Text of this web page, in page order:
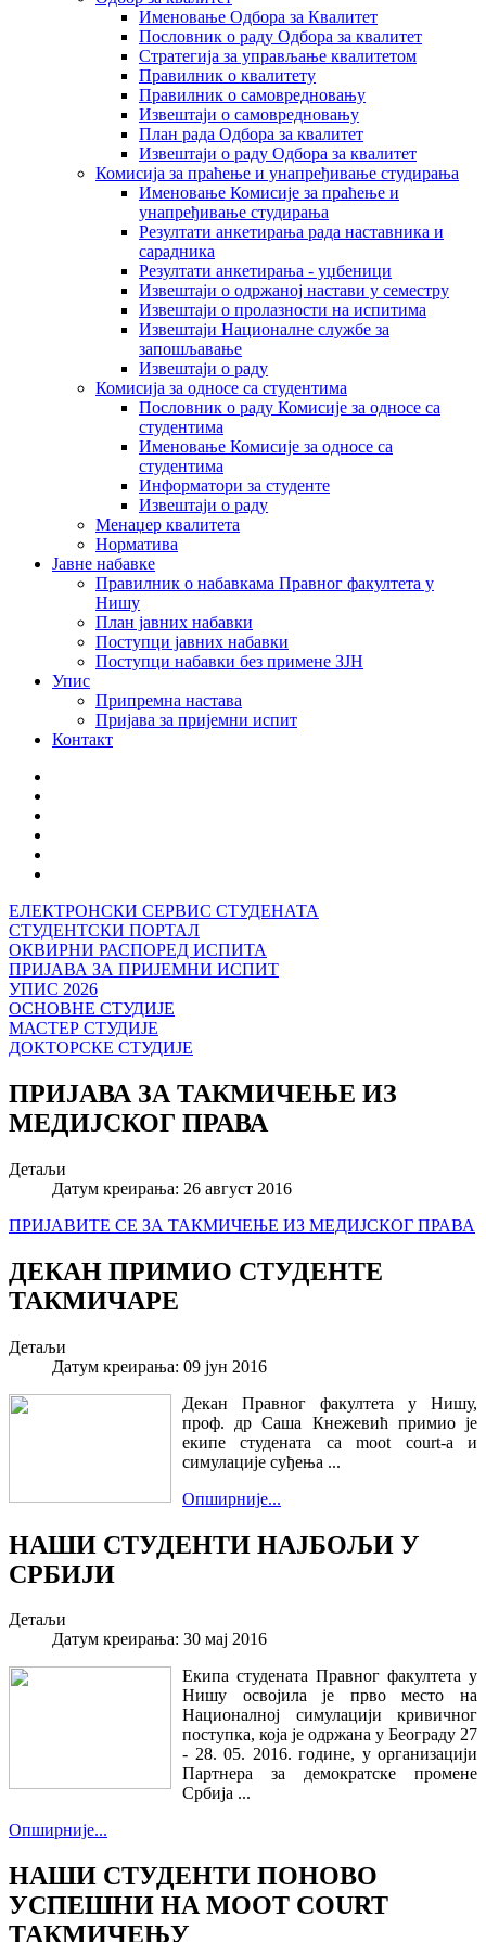
Именовање Одбора за Квалитет
Пословник о раду Одбора за квалитет
Стратегија за управљање квалитетом
Правилник о квалитету
Правилник о самовредновању
Извештаји о самовредновању
План рада Одбора за квалитет
Извештаји о раду Одбора за квалитет
Комисија за праћење и унапређивање студирања
Именовање Комисије за праћење и
унапређивање студирања
Резултати анкетирања рада наставника и
сарадника
Резултати анкетирања - уџбеници
Извештаји о одржаној настави у семестру
Извештаји о пролазности на испитима
Извештаји Националне службе за
запошљавање
Извештаји о раду
Комисија за односе са студентима
Пословник о раду Комисије за односе са
студентима
Именовање Комисије за односе са
студентима
Информатори за студенте
Извештаји о раду
Менаџер квалитета
Норматива
Јавне набавке
Правилник о набавкама Правног факултета у
Нишу
План јавних набавки
Поступци јавних набавки
Поступци набавки без примене ЗЈН
Упис
Припремна настава
Пријава за пријемни испит
Контакт
ЕЛЕКТРОНСКИ СЕРВИС СТУДЕНАТА
СТУДЕНТСКИ ПОРТАЛ
ОКВИРНИ РАСПОРЕД ИСПИТА
ПРИЈАВА ЗА ПРИЈЕМНИ ИСПИТ
УПИС 2026
ОСНОВНЕ СТУДИЈЕ
МАСТЕР СТУДИЈЕ
ДОКТОРСКЕ СТУДИЈЕ
ПРИЈАВА ЗА ТАКМИЧЕЊЕ ИЗ
МЕДИЈСКОГ ПРАВА
Детаљи
Датум креирања: 26 август 2016
ПРИЈАВИТЕ СЕ ЗА ТАКМИЧЕЊЕ ИЗ МЕДИЈСКОГ ПРАВА
ДЕКАН ПРИМИО СТУДЕНТЕ
ТАКМИЧАРЕ
Детаљи
Датум креирања: 09 јун 2016
Декан Правног факултета у Нишу,
проф. др Саша Кнежевић примио је
екипе студената са moot court-a и
симулације суђења ...
Опширније...
НАШИ СТУДЕНТИ НАЈБОЉИ У
СРБИЈИ
Детаљи
Датум креирања: 30 мај 2016
Екипа студената Правног факултета у
Нишу освојила је прво место на
Националној симулацији кривичног
поступка, која је одржана у Београду 27
- 28. 05. 2016. године, у организацији
Партнера за демократске промене
Србија ...
Опширније...
НАШИ СТУДЕНТИ ПОНОВО
УСПЕШНИ НА MOOT COURT
ТАКМИЧЕЊУ